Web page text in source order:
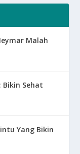
Malah
Bikin Sehat
Yang Bikin